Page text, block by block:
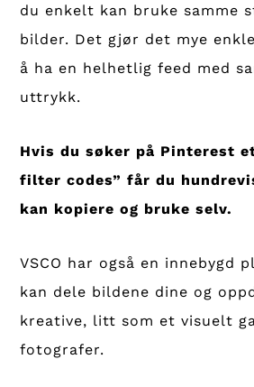
du enkelt kan bruke samme
bilder. Det gjør det mye
å ha en helhetlig feed med
uttrykk.
Hvis du søker på Pinterest
filter codes” får du
kan kopiere og bruke selv.
VSCO har også en innebygd
kan dele bildene dine og
kreative, litt som et visuelt
fotografer.